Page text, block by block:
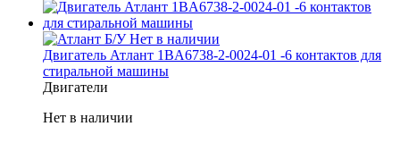
Б/У Нет в наличии
Двигатель Атлант 1BA6738-2-0024-01 -6 контактов для
стиральной машины
Двигатели
Нет в наличии